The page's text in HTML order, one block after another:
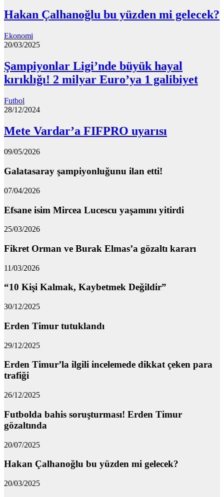
Hakan Çalhanoğlu bu yüzden mi gelecek?
Ekonomi
20/03/2025
Şampiyonlar Ligi’nde büyük hayal
kırıklığı! 2 milyar Euro’ya 1 galibiyet
Futbol
28/12/2024
Mete Vardar’a FIFPRO uyarısı
09/05/2026
Galatasaray şampiyonluğunu ilan etti!
07/04/2026
Efsane isim Mircea Lucescu yaşamını yitirdi
25/03/2026
Fikret Orman ve Burak Elmas’a gözaltı kararı
11/03/2026
“10 Kişi Kalmak, Kaybetmek Değildir”
30/12/2025
Erden Timur tutuklandı
29/12/2025
Erden Timur’la ilgili incelemede dikkat çeken para
trafiği
26/12/2025
Futbolda bahis soruşturması! Erden Timur
gözaltında
20/07/2025
Hakan Çalhanoğlu bu yüzden mi gelecek?
20/03/2025